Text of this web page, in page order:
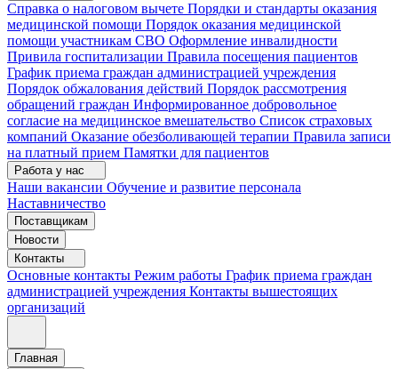
Справка о налоговом вычете Порядки и стандарты оказания
медицинской помощи Порядок оказания медицинской
помощи участникам СВО Оформление инвалидности
Привила госпитализации Правила посещения пациентов
График приема граждан администрацией учреждения
Порядок обжалования действий Порядок рассмотрения
обращений граждан Информированное добровольное
согласие на медицинское вмешательство Список страховых
компаний Оказание обезболивающей терапии Правила записи
на платный прием Памятки для пациентов
Работа у нас
Наши вакансии Обучение и развитие персонала
Наставничество
Поставщикам
Новости
Контакты
Основные контакты Режим работы График приема граждан
администрацией учреждения Контакты вышестоящих
организаций
Главная